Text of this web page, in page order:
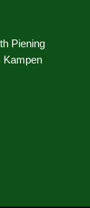
Piening
Kampen